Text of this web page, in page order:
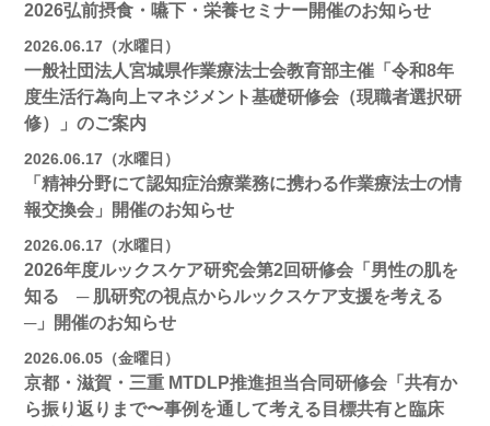
2026弘前摂食・嚥下・栄養セミナー開催のお知らせ
2026.06.17（水曜日）
一般社団法人宮城県作業療法士会教育部主催「令和8年
度生活行為向上マネジメント基礎研修会（現職者選択研
修）」のご案内
2026.06.17（水曜日）
「精神分野にて認知症治療業務に携わる作業療法士の情
報交換会」開催のお知らせ
2026.06.17（水曜日）
2026年度ルックスケア研究会第2回研修会「男性の肌を
知る ─ 肌研究の視点からルックスケア支援を考える
─」開催のお知らせ
2026.06.05（金曜日）
京都・滋賀・三重 MTDLP推進担当合同研修会「共有か
ら振り返りまで〜事例を通して考える目標共有と臨床